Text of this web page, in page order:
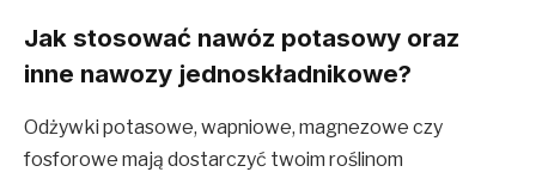
Jak stosować nawóz potasowy oraz
inne nawozy jednoskładnikowe?
Odżywki potasowe, wapniowe, magnezowe czy
fosforowe mają dostarczyć twoim roślinom